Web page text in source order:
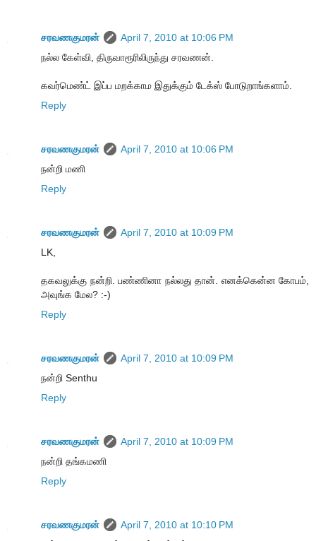
சரவணகுமரன்
April 7, 2010 at 10:06 PM
நல்ல கேள்வி, திருவாரூரிலிருந்து சரவணன்.
கவர்மெண்ட் இப்ப மறக்காம இதுக்கும் டேக்ஸ் போடுறாங்களாம்.
Reply
சரவணகுமரன்
April 7, 2010 at 10:06 PM
நன்றி மணி
Reply
சரவணகுமரன்
April 7, 2010 at 10:09 PM
LK,
தகவலுக்கு நன்றி. பண்ணினா நல்லது தான். எனக்கென்ன கோபம்,
அவுங்க மேல? :-)
Reply
சரவணகுமரன்
April 7, 2010 at 10:09 PM
நன்றி Senthu
Reply
சரவணகுமரன்
April 7, 2010 at 10:09 PM
நன்றி தங்கமணி
Reply
சரவணகுமரன்
April 7, 2010 at 10:10 PM